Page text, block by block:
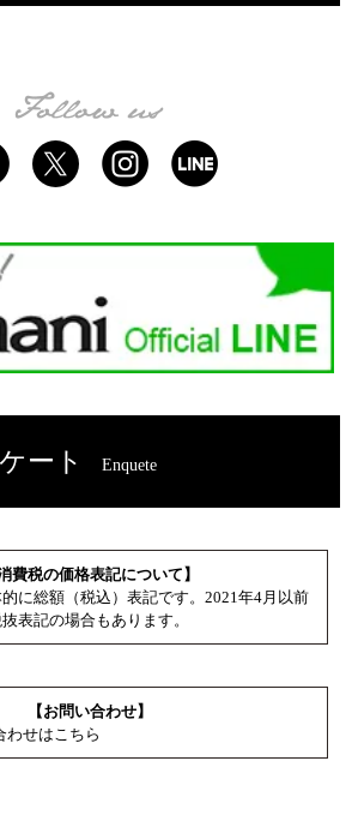
ート Enquete
消費税の価格表記について】
に総額（税込）表記です。2021年4月以前
表記の場合もあります。
【お問い合わせ】
わせはこちら